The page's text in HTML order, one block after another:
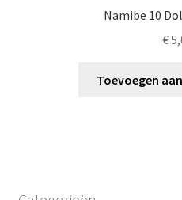
Namibe 10
€
Toevoegen